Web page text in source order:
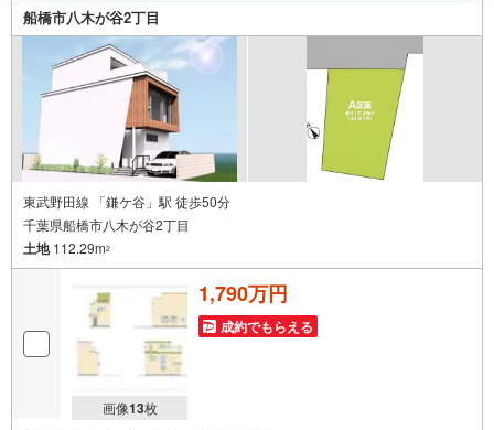
～）・まずは住宅ローン相談（30分～）【資料請求無料、
お電話でのお問い合わせ無料】お日にち:時間帯のご指定が
可能平日やお仕事前・後のご内覧もお待ちしております!!ご
希望の日程、お時間をお知らせください。ご連絡を心より
お待ちしております！
船橋市八木が谷2丁目
東武野田線 「鎌ケ谷」駅 徒歩50分
千葉県船橋市八木が谷2丁目
土地112.29m2
画像13枚
1,790万円
成約でもらえる